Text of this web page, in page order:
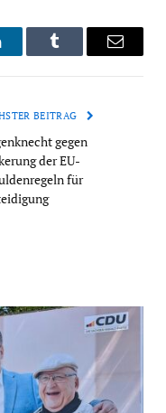
Tumblr Email
BEITRAG
gegen
der EU-
für